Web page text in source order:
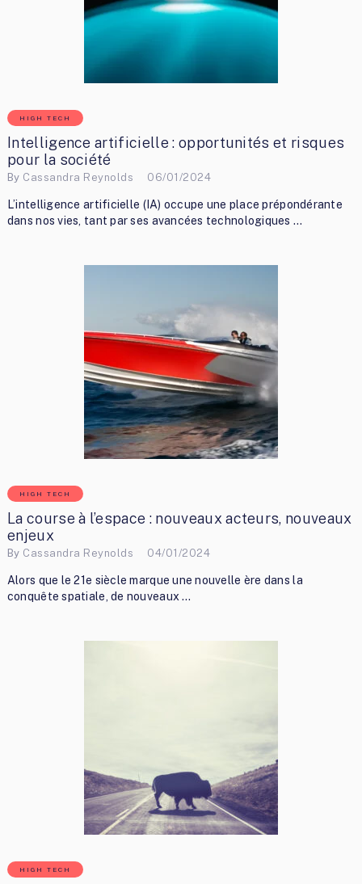
HIGH TECH
Intelligence artificielle : opportunités et risques
pour la société
By Cassandra Reynolds 06/01/2024
L’intelligence artificielle (IA) occupe une place prépondérante
dans nos vies, tant par ses avancées technologiques …
HIGH TECH
La course à l’espace : nouveaux acteurs, nouveaux
enjeux
By Cassandra Reynolds 04/01/2024
Alors que le 21e siècle marque une nouvelle ère dans la
conquête spatiale, de nouveaux …
HIGH TECH